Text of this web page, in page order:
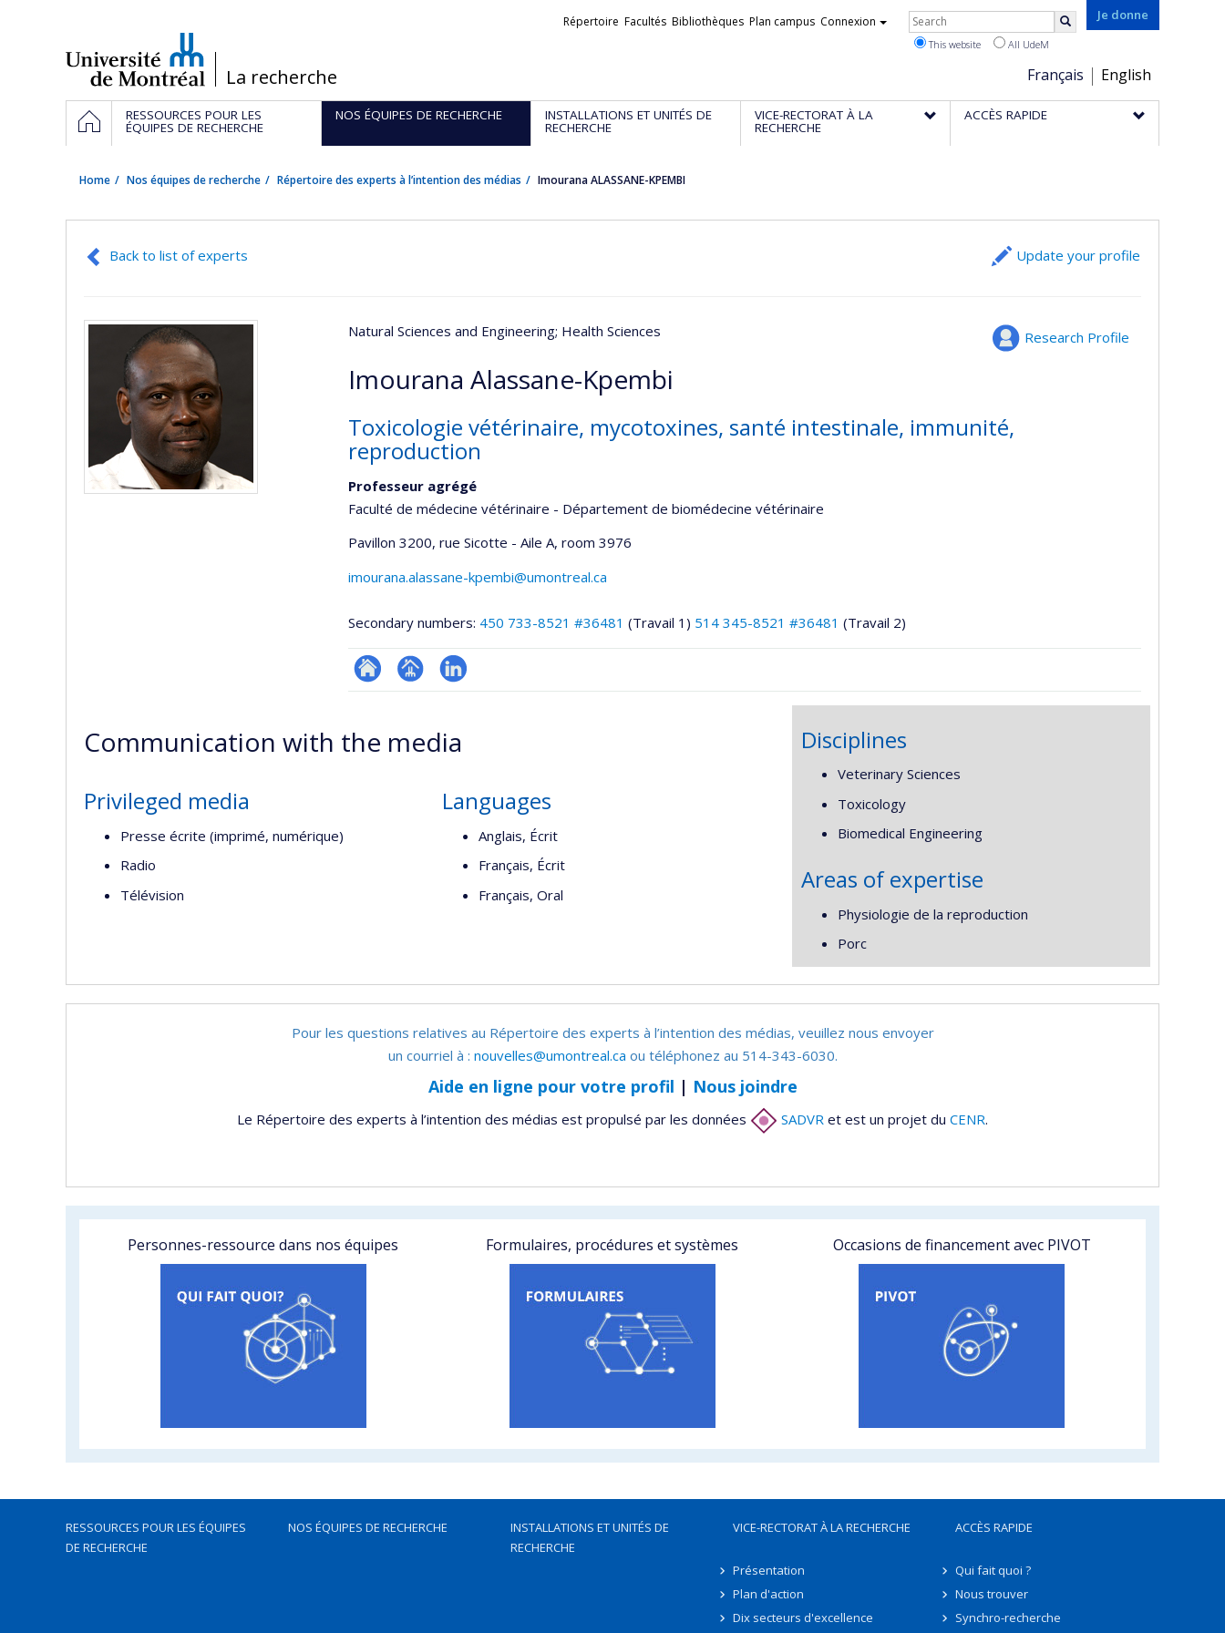
/La recherche
Je donne
Choix
de
la
Français English
Liens
Répertoire Facultés Bibliothèques Plan campus Connexion Rechercher
This website All UdeM
Navigation
principale
HOMERESSOURCES POUR LES
ÉQUIPES DE RECHERCHE
NOS ÉQUIPES DE RECHERCHE INSTALLATIONS ET UNITÉS DE
RECHERCHE
VICE-RECTORAT À LA
RECHERCHE
ACCÈS RAPIDE
Home Nos équipes de recherche Répertoire des experts à l’intention des médias Imourana ALASSANE-KPEMBI
Back to list of experts Update your profile
Research Profile
Natural Sciences and Engineering; Health Sciences
Imourana Alassane-Kpembi
Toxicologie vétérinaire, mycotoxines, santé intestinale, immunité,
reproduction
Professeur agrégé
Faculté de médecine vétérinaire - Département de biomédecine vétérinaire
Pavillon 3200, rue Sicotte - Aile A, room 3976
imourana.alassane-kpembi@umontreal.ca
Secondary numbers: 450 733-8521 #36481 (Travail 1) 514 345-8521 #36481 (Travail 2)
ResearchGate
Page
(faculté,département,école)
LinkedIn
Communication with the media
Privileged media
Presse écrite (imprimé, numérique)
Radio
Télévision
Languages
Anglais, Écrit
Français, Écrit
Français, Oral
Disciplines
Veterinary Sciences
Toxicology
Biomedical Engineering
Areas of expertise
Physiologie de la reproduction
Porc
Pour les questions relatives au Répertoire des experts à l’intention des médias, veuillez nous envoyer
un courriel à : nouvelles@umontreal.ca ou téléphonez au 514-343-6030.
Aide en ligne pour votre profil | Nous joindre
Le Répertoire des experts à l’intention des médias est propulsé par les données SADVR et est un projet du CENR.
Personnes-ressource dans nos équipes Formulaires, procédures et systèmes Occasions de financement avec PIVOT
RESSOURCES POUR LES ÉQUIPES
DE RECHERCHE
NOS ÉQUIPES DE RECHERCHE
INSTALLATIONS ET UNITÉS DE
RECHERCHE
VICE-RECTORAT À LA RECHERCHE
Présentation
Plan d'action
Dix secteurs d'excellence
ACCÈS RAPIDE
Qui fait quoi ?
Nous trouver
Synchro-recherche